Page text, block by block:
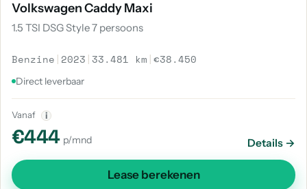
Volkswagen Caddy Maxi
1.5 TSI DSG Style 7 persoons
Benzine | 2023 | 33.481 km |€38.450
Direct leverbaar
Vanaf i
€444 p/mnd Details →
Lease berekenen